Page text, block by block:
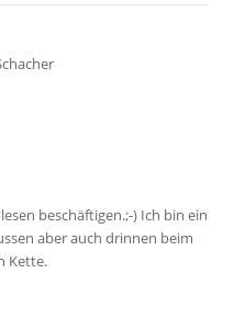
beschäftigen.;-) Ich bin ein
aber auch drinnen beim
Kette.